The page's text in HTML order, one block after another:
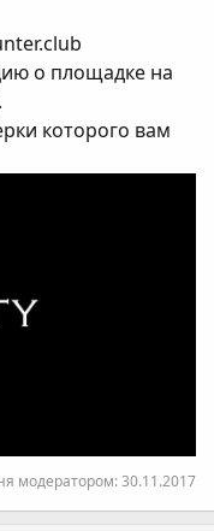
о площадке на
которого вам
модератором:30.11.2017